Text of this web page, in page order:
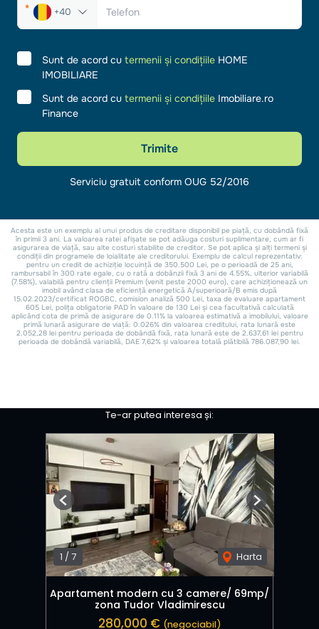
Te-ar putea interesa și:
1 / 7 Harta
Previous Next
Apartament modern cu 3 camere/ 69mp/
zona Tudor Vladimirescu
280,000 € (negociabil)